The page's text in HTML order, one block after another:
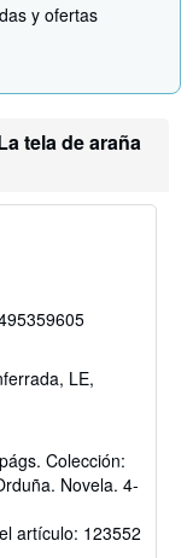
y ofertas
tela de araña
LE,
Colección:
Novela. 4-
artículo: 123552